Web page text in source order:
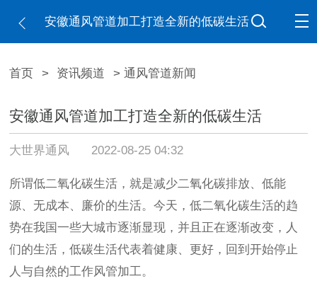
安徽通风管道加工打造全新的低碳生活
首页 > 资讯频道 > 通风管道新闻
安徽通风管道加工打造全新的低碳生活
大世界通风 2022-08-25 04:32
所谓低二氧化碳生活，就是减少二氧化碳排放、低能
源、无成本、廉价的生活。今天，低二氧化碳生活的趋
势在我国一些大城市逐渐显现，并且正在逐渐改变，人
们的生活，低碳生活代表着健康、更好，回到开始停止
人与自然的工作风管加工。